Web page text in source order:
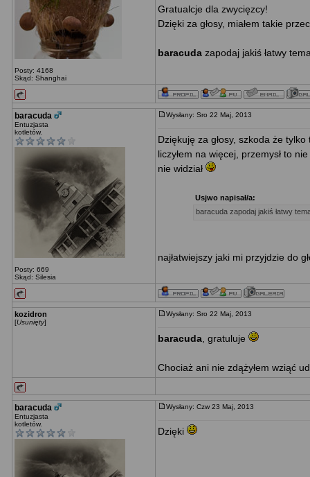
Posty: 4168
Skąd: Shanghai
Gratualcje dla zwycięzcy!
Dzięki za głosy, miałem takie
baracuda zapodaj jakiś łatwy
baracuda
Entuzjasta
kotletów.
Posty: 669
Skąd: Silesia
Wysłany: Sro 22 Maj, 2013
Dziękuję za głosy, szkoda że tylko
liczyłem na więcej, przemysł to
nie widział
Usjwo napisał/a:
baracuda zapodaj jakiś łatwy
najłatwiejszy jaki mi przyjdzie do
kozidron
[Usunięty]
Wysłany: Sro 22 Maj, 2013
baracuda , gratuluje
Chociaż ani nie zdążyłem wziąć
baracuda
Entuzjasta
kotletów.
Wysłany: Czw 23 Maj, 2013
Dzięki